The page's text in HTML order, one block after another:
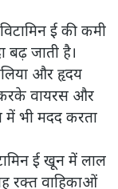
ई की कमी
बढ़ जाती है।
और हृदय
करके वायरस और
में भी मदद करता
ई खून में लाल
रक्त वाहिकाओं